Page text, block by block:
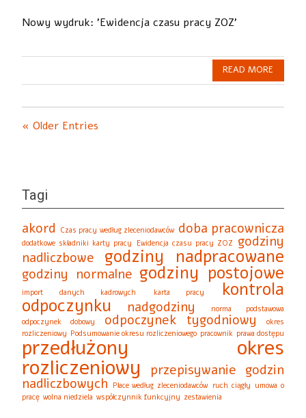
Nowy wydruk: 'Ewidencja czasu pracy ZOZ’
READ MORE
« Older Entries
Tagi
akord Czas pracy według zleceniodawców doba pracownicza
dodatkowe składniki karty pracy Ewidencja czasu pracy ZOZ godziny
nadliczbowe
godziny nadpracowane
godziny normalne godziny postojowe
import danych kadrowych karta pracy kontrola
odpoczynku nadgodziny
norma podstawowa
odpoczynek dobowy
odpoczynek tygodniowy
okres
rozliczeniowy Podsumowanie okresu rozliczeniowego pracownik prawa dostępu
przedłużony okres
rozliczeniowy przepisywanie godzin
nadliczbowych Płace według zleceniodawców ruch ciągły umowa o
pracę wolna niedziela współczynnik funkcyjny zestawienia